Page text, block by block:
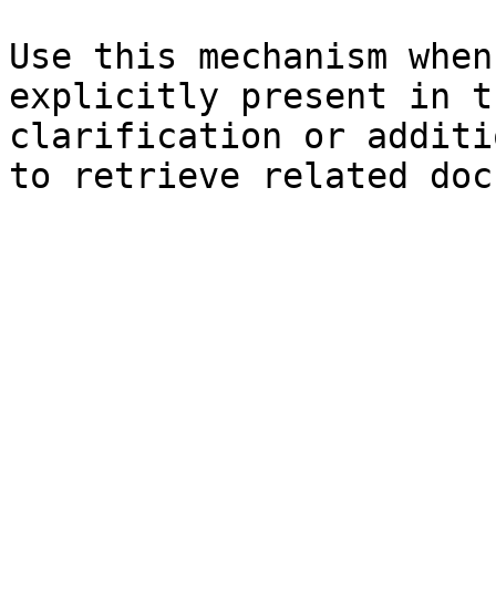
Use this mechanism
explicitly present in
clarification or